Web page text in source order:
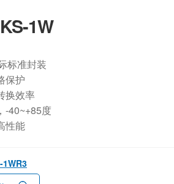
1W
标准封装
保护
换效率
-40~+85度
性能
1WR3